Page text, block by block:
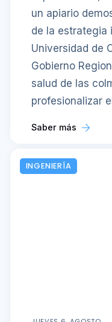
un apiario
de la estrategia
Universidad de
Gobierno
salud de las
profesionalizar
Saber más
INGENIERÍA